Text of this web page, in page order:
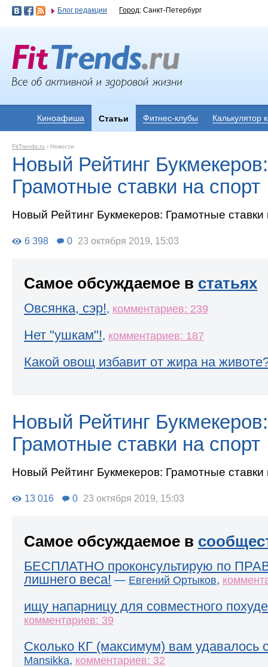
Блог редакции Город: Санкт-Петербург
Киноафиша Статьи Фитнес-клубы Калькулятор
FitTrends.ru › Новости
Новый Рейтинг Букмекеров:
Грамотные ставки на спорт
Новый Рейтинг Букмекеров: Грамотные ставки
6 398 0 23 октября 2019, 15:03
Самое обсуждаемое в статьях
Овсянка, сэр!, комментариев: 239
Нет "ушкам"!, комментариев: 187
Какой овощ избавит от жира на
Новый Рейтинг Букмекеров:
Грамотные ставки на спорт
Новый Рейтинг Букмекеров: Грамотные ставки
13 016 0 23 октября 2019, 15:03
Самое обсуждаемое в
БЕСПЛАТНО проконсультирую по
лишнего веса! — Евгений Ортыков,
ищу напарницу для совместного
комментариев: 39
Сколько КГ (максимум) вам удавалось
Mansikka, комментариев: 32